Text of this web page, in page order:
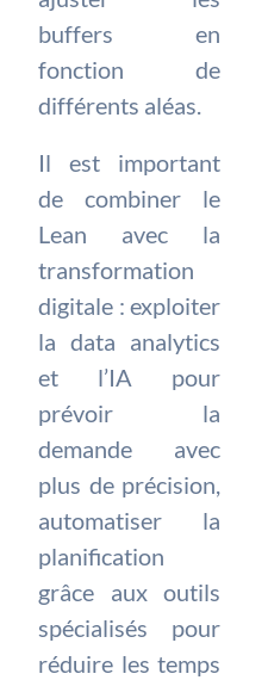
buffers en
fonction de
différents aléas.
Il est important
de combiner le
Lean avec la
transformation
digitale : exploiter
la data analytics
et l’IA pour
prévoir la
demande avec
plus de précision,
automatiser la
planification
grâce aux outils
spécialisés pour
réduire les temps